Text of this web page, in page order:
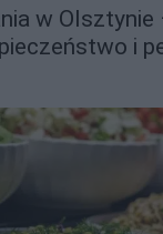
w
i